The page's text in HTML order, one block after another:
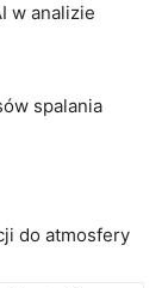
w⁤ analizie
spalania
do atmosfery